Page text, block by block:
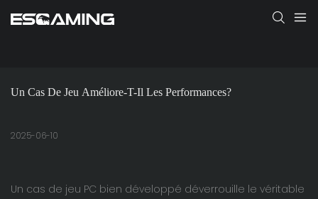
Un Cas De Jeu Améliore-T-Il Les Performances?
2025-06-10
Un cas de jeu PC bien développé déverrouille le véritable